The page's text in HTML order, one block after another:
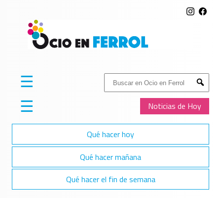
Buscar:
Submit
Noticias de Hoy
☰
☰
Qué hacer hoy
Qué hacer mañana
Qué hacer el fin de semana